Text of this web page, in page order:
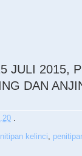
JULI 2015,
DAN
.
kelinci,